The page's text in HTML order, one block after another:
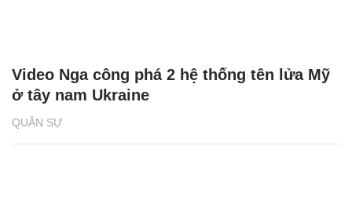
QUÂN SỰ
Video Nga công phá 2 hệ thống tên lửa Mỹ
ở tây nam Ukraine